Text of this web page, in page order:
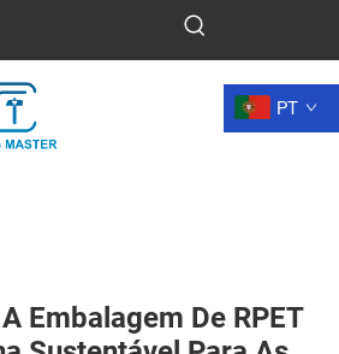
PT
Embalagem De RPET